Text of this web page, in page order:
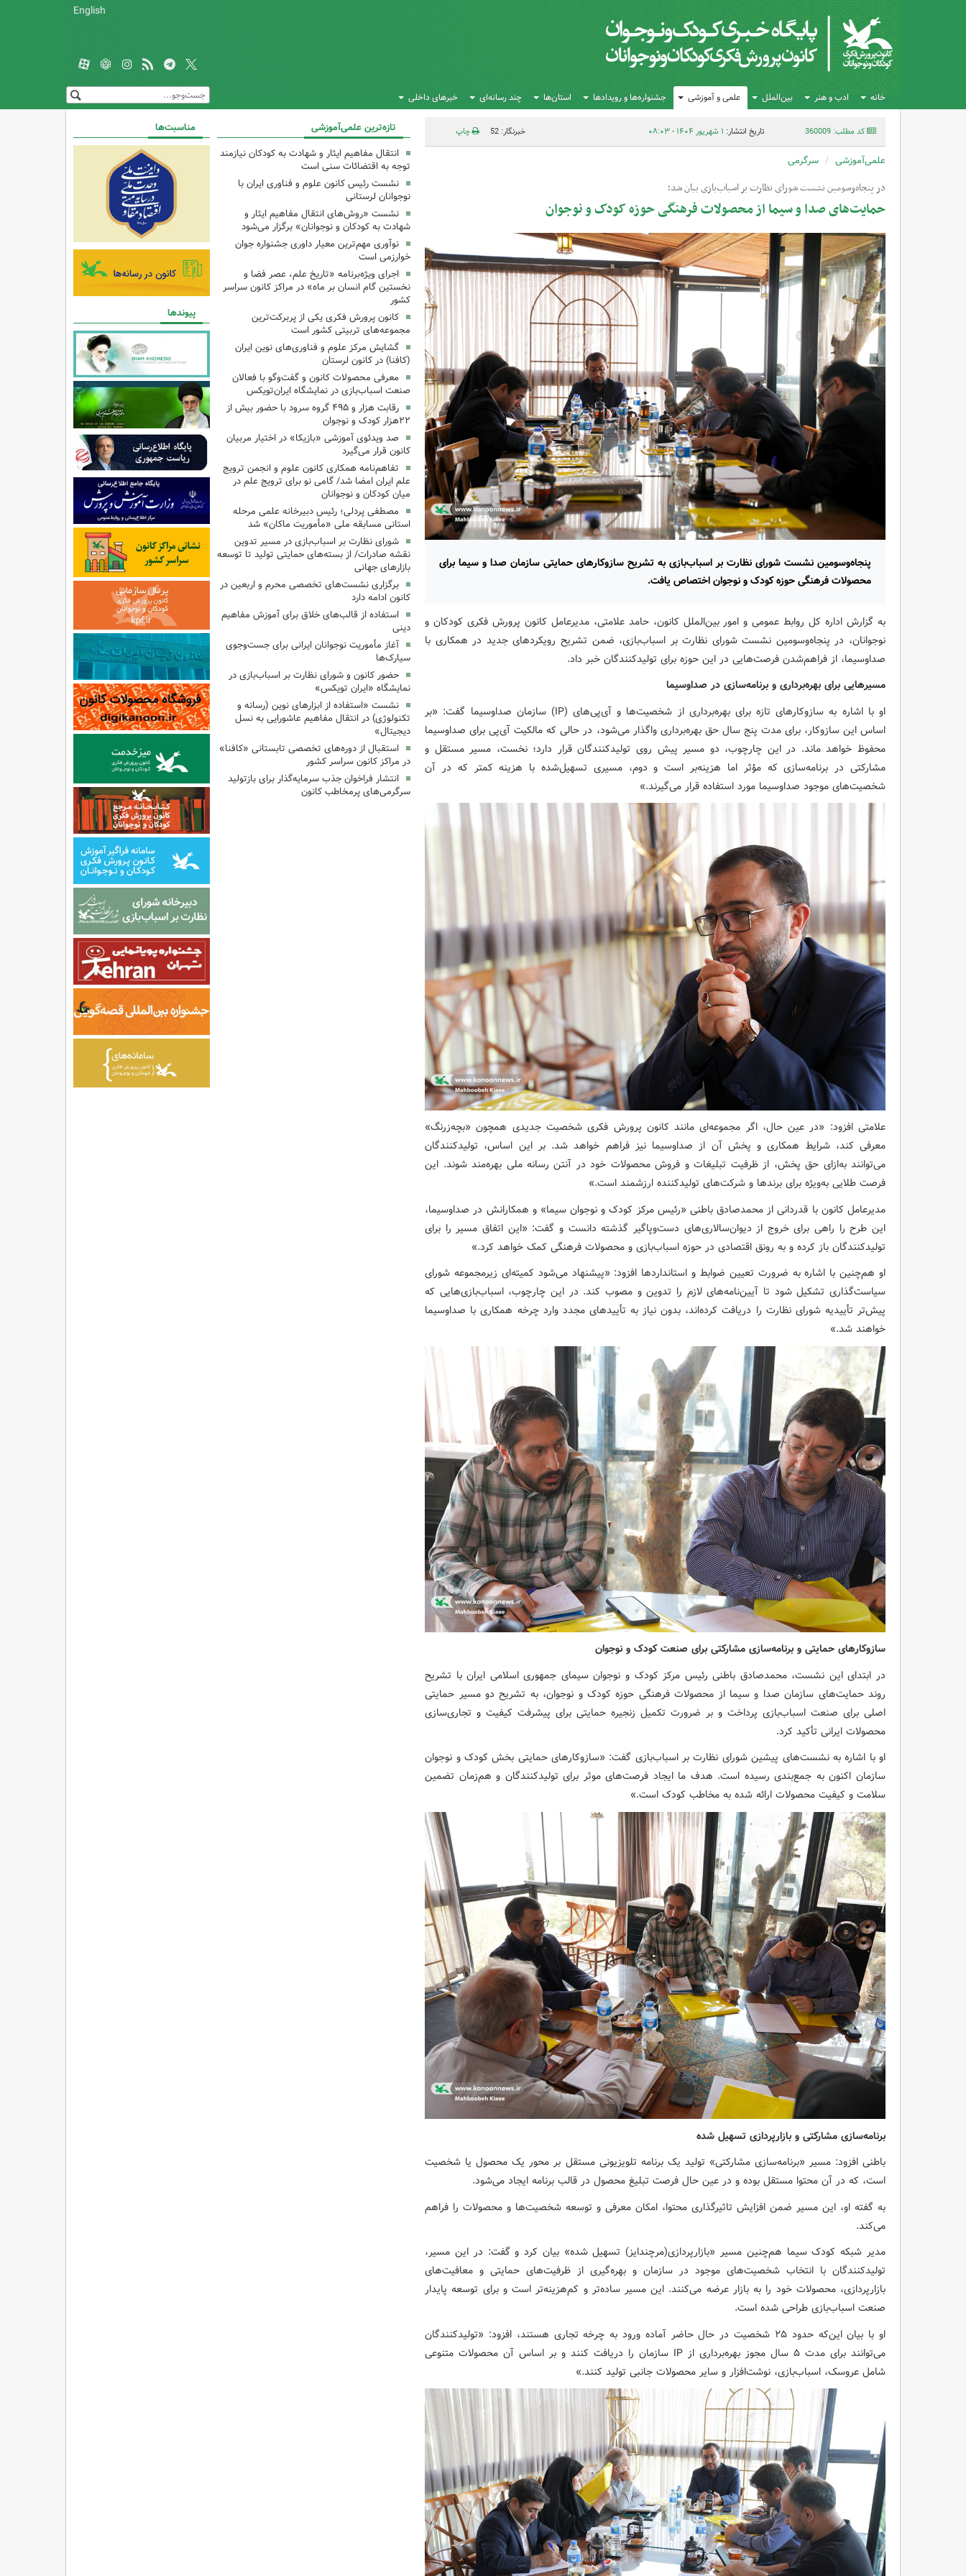
English
خانه ادب و هنر بین‌الملل علمی و آموزشی جشنواره‌ها و رویدادها استان‌ها چند رسانه‌ای خبرهای داخلی
کد مطلب: 360009 تاریخ انتشار: ۱ شهریور ۱۴۰۴ - ۰۸:۰۳ خبرنگار: 52 چاپ
علمی‌آموزشی سرگرمی
در پنجاه‌وسومین نشست شورای نظارت بر اسباب‌بازی بیان شد؛
حمایت‌های صدا و سیما از محصولات فرهنگی حوزه کودک و نوجوان
پنجاه‌وسومین نشست شورای نظارت بر اسباب‌بازی به تشریح سازوکارهای حمایتی سازمان صدا و سیما برای
محصولات فرهنگی حوزه کودک و نوجوان اختصاص یافت.
به گزارش اداره کل روابط عمومی و امور بین‌الملل کانون، حامد علامتی، مدیرعامل کانون پرورش فکری کودکان و
نوجوانان، در پنجاه‌وسومین نشست شورای نظارت بر اسباب‌بازی، ضمن تشریح رویکردهای جدید در همکاری با
صداوسیما، از فراهم‌شدن فرصت‌هایی در این حوزه برای تولیدکنندگان خبر داد.
مسیرهایی برای بهره‌برداری و برنامه‌سازی در صداوسیما
او با اشاره به سازوکارهای تازه برای بهره‌برداری از شخصیت‌ها و آی‌پی‌های (IP) سازمان صداوسیما گفت: «بر
اساس این سازوکار، برای مدت پنج سال حق بهره‌برداری واگذار می‌شود، در حالی که مالکیت آی‌پی برای صداوسیما
محفوظ خواهد ماند. در این چارچوب، دو مسیر پیش روی تولیدکنندگان قرار دارد؛ نخست، مسیر مستقل و
مشارکتی در برنامه‌سازی که مؤثر اما هزینه‌بر است و دوم، مسیری تسهیل‌شده با هزینه کمتر که در آن
شخصیت‌های موجود صداوسیما مورد استفاده قرار می‌گیرند.»
علامتی افزود: «در عین حال، اگر مجموعه‌ای مانند کانون پرورش فکری شخصیت جدیدی همچون «بچه‌زرنگ»
معرفی کند، شرایط همکاری و پخش آن از صداوسیما نیز فراهم خواهد شد. بر این اساس، تولیدکنندگان
می‌توانند به‌ازای حق پخش، از ظرفیت تبلیغات و فروش محصولات خود در آنتن رسانه ملی بهره‌مند شوند. این
فرصت طلایی به‌ویژه برای برندها و شرکت‌های تولیدکننده ارزشمند است.»
مدیرعامل کانون با قدردانی از محمدصادق باطنی «رئیس مرکز کودک و نوجوان سیما» و همکارانش در صداوسیما،
این طرح را راهی برای خروج از دیوان‌سالاری‌های دست‌وپاگیر گذشته دانست و گفت: «این اتفاق مسیر را برای
تولیدکنندگان باز کرده و به رونق اقتصادی در حوزه اسباب‌بازی و محصولات فرهنگی کمک خواهد کرد.»
او هم‌چنین با اشاره به ضرورت تعیین ضوابط و استانداردها افزود: «پیشنهاد می‌شود کمیته‌ای زیرمجموعه شورای
سیاست‌گذاری تشکیل شود تا آیین‌نامه‌های لازم را تدوین و مصوب کند. در این چارچوب، اسباب‌بازی‌هایی که
پیش‌تر تأییدیه شورای نظارت را دریافت کرده‌اند، بدون نیاز به تأییدهای مجدد وارد چرخه همکاری با صداوسیما
خواهند شد.»
سازوکارهای حمایتی و برنامه‌سازی مشارکتی برای صنعت کودک و نوجوان
در ابتدای این نشست، محمدصادق باطنی رئیس مرکز کودک و نوجوان سیمای جمهوری اسلامی ایران با تشریح
روند حمایت‌های سازمان صدا و سیما از محصولات فرهنگی حوزه کودک و نوجوان، به تشریح دو مسیر حمایتی
اصلی برای صنعت اسباب‌بازی پرداخت و بر ضرورت تکمیل زنجیره حمایتی برای پیشرفت کیفیت و تجاری‌سازی
محصولات ایرانی تأکید کرد.
او با اشاره به نشست‌های پیشین شورای نظارت بر اسباب‌بازی گفت: «سازوکارهای حمایتی بخش کودک و نوجوان
سازمان اکنون به جمع‌بندی رسیده است. هدف ما ایجاد فرصت‌های موثر برای تولیدکنندگان و هم‌زمان تضمین
سلامت و کیفیت محصولات ارائه شده به مخاطب کودک است.»
برنامه‌سازی مشارکتی و بازارپردازی تسهیل شده
باطنی افزود: مسیر «برنامه‌سازی مشارکتی» تولید یک برنامه تلویزیونی مستقل بر محور یک محصول یا شخصیت
است، که در آن محتوا مستقل بوده و در عین حال فرصت تبلیغ محصول در قالب برنامه ایجاد می‌شود.
به گفته او، این مسیر ضمن افزایش تاثیرگذاری محتوا، امکان معرفی و توسعه شخصیت‌ها و محصولات را فراهم
می‌کند.
مدیر شبکه کودک سیما هم‌چنین مسیر «بازارپردازی(مرچندایز) تسهیل شده» بیان کرد و گفت: در این مسیر،
تولیدکنندگان با انتخاب شخصیت‌های موجود در سازمان و بهره‌گیری از ظرفیت‌های حمایتی و معافیت‌های
بازارپردازی، محصولات خود را به بازار عرضه می‌کنند. این مسیر ساده‌تر و کم‌هزینه‌تر است و برای توسعه پایدار
صنعت اسباب‌بازی طراحی شده است.
او با بیان این‌که حدود ۲۵ شخصیت در حال حاضر آماده ورود به چرخه تجاری هستند، افزود: «تولیدکنندگان
می‌توانند برای مدت ۵ سال مجوز بهره‌برداری از IP سازمان را دریافت کنند و بر اساس آن محصولات متنوعی
شامل عروسک، اسباب‌بازی، نوشت‌افزار و سایر محصولات جانبی تولید کنند.»
تازه‌ترین علمی‌آموزشی
انتقال مفاهیم ایثار و شهادت به کودکان نیازمند
توجه به اقتضائات سنی است
نشست رئیس کانون علوم و فناوری ایران با
نوجوانان لرستانی
نشست «روش‌های انتقال مفاهیم ایثار و
شهادت به کودکان و نوجوانان» برگزار می‌شود
نوآوری مهم‌ترین معیار داوری جشنواره جوان
خوارزمی است
اجرای ویژه‌برنامه «تاریخ علم، عصر فضا و
نخستین گام انسان بر ماه» در مراکز کانون سراسر
کشور
کانون پرورش فکری یکی از پربرکت‌ترین
مجموعه‌های تربیتی کشور است
گشایش مرکز علوم و فناوری‌های نوین ایران
(کافنا) در کانون لرستان
معرفی محصولات کانون و گفت‌وگو با فعالان
صنعت اسباب‌بازی در نمایشگاه ایران‌تویکس
رقابت هزار و ۴۹۵ گروه سرود با حضور بیش از
۲۲هزار کودک و نوجوان
‌صد ویدئوی آموزشی «بازیکا» در اختیار مربیان
کانون قرار می‌گیرد
تفاهم‌نامه همکاری کانون علوم و انجمن ترویج
علم ایران امضا شد/ گامی نو برای ترویج علم در
میان کودکان و نوجوانان
مصطفی پردلی؛ رئیس دبیرخانه علمی مرحله
استانی مسابقه ملی «مأموریت ماکان» شد
شورای نظارت بر اسباب‌بازی در مسیر تدوین
نقشه صادرات/ از بسته‌های حمایتی تولید تا توسعه
بازارهای جهانی
برگزاری نشست‌های تخصصی محرم و اربعین در
کانون ادامه دارد
استفاده از قالب‌های خلاق برای آموزش مفاهیم
دینی
آغاز مأموریت نوجوانان ایرانی برای جست‌وجوی
سیارک‌ها
حضور کانون و شورای نظارت بر اسباب‌بازی در
نمایشگاه «ایران تویکس»
نشست «استفاده از ابزارهای نوین (رسانه و
تکنولوژی) در انتقال مفاهیم عاشورایی به نسل
دیجیتال»
استقبال از دوره‌های تخصصی تابستانی «کافنا»
در مراکز کانون سراسر کشور
انتشار فراخوان جذب سرمایه‌گذار برای بازتولید
سرگرمی‌های پرمخاطب کانون
مناسبت‌ها
پیوندها